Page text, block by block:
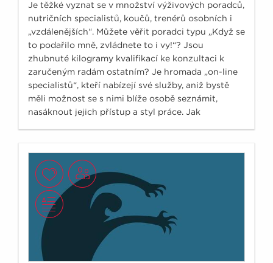
Je těžké vyznat se v množství výživových poradců,
nutričních specialistů, koučů, trenérů osobních i
„vzdálenějších“. Můžete věřit poradci typu „Když se
to podařilo mně, zvládnete to i vy!“? Jsou
zhubnuté kilogramy kvalifikací ke konzultaci k
zaručeným radám ostatním? Je hromada „on-line
specialistů“, kteří nabízejí své služby, aniž bystě
měli možnost se s nimi blíže osobě seznámit,
nasáknout jejich přístup a styl práce. Jak